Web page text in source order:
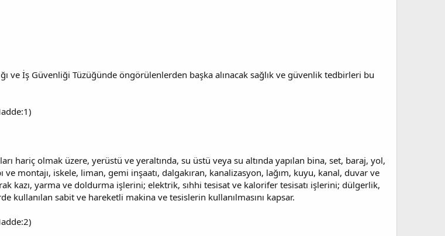
ve İş Güvenliği Tüzüğünde öngörülenlerden başka alınacak sağlık ve güvenlik tedbirleri bu
hariç olmak üzere, yerüstü ve yeraltında, su üstü veya su altında yapılan bina, set, baraj, yol,
montajı, iskele, liman, gemi inşaatı, dalgakıran, kanalizasyon, lağım, kuyu, kanal, duvar ve
kazı, yarma ve doldurma işlerini; elektrik, sıhhi tesisat ve kalorifer tesisatı işlerini; dülgerlik,
kullanılan sabit ve hareketli makina ve tesislerin kullanılmasını kapsar.